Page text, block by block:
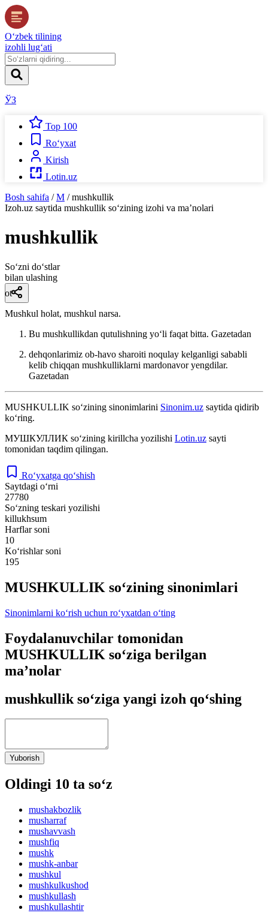
O‘zbek tilining
izohli lug‘ati
ЎЗ
Top 100
Ro‘yxat
Kirish
Lotin.uz
Bosh sahifa / M / mushkullik
Izoh.uz saytida mushkullik so‘zining izohi va ma’nolari
mushkullik
So‘zni do‘stlar
bilan ulashing
ot
Mushkul holat, mushkul narsa.
Bu mushkullikdan qutulishning yoʻli faqat bitta. Gazetadan
dehqonlarimiz ob-havo sharoiti noqulay kelganligi sababli
kelib chiqqan mushkulliklarni mardonavor yengdilar.
Gazetadan
MUSHKULLIK so‘zining sinonimlarini Sinonim.uz saytida qidirib
ko‘ring.
МУШКУЛЛИК so‘zining kirillcha yozilishi Lotin.uz sayti
tomonidan taqdim qilingan.
Ro‘yxatga qo‘shish
Saytdagi o‘rni
27780
So‘zning teskari yozilishi
killukhsum
Harflar soni
10
Ko‘rishlar soni
195
MUSHKULLIK so‘zining sinonimlari
Sinonimlarni ko‘rish uchun ro‘yxatdan o‘ting
Foydalanuvchilar tomonidan
MUSHKULLIK so‘ziga berilgan
ma’nolar
mushkullik so‘ziga yangi izoh qo‘shing
Yuborish
Oldingi 10 ta so‘z
mushakbozlik
musharraf
mushavvash
mushfiq
mushk
mushk-anbar
mushkul
mushkulkushod
mushkullash
mushkullashtir